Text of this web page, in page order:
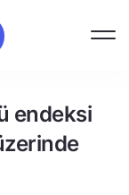
endeksi